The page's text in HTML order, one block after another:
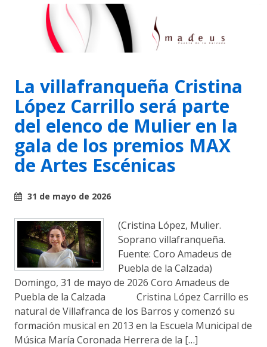
La villafranqueña Cristina
López Carrillo será parte
del elenco de Mulier en la
gala de los premios MAX
de Artes Escénicas
31 de mayo de 2026
(Cristina López, Mulier.
Soprano villafranqueña.
Fuente: Coro Amadeus de
Puebla de la Calzada)
Domingo, 31 de mayo de 2026 Coro Amadeus de
Puebla de la Calzada Cristina López Carrillo es
natural de Villafranca de los Barros y comenzó su
formación musical en 2013 en la Escuela Municipal de
Música María Coronada Herrera de la […]